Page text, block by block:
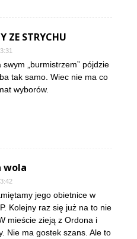
ZE STRYCHU
swym „burmistrzem” pójdzie
tak samo. Wiec nie ma co
wyborów.
wola
jego obietnice w
Kolejny raz się już na to nie
mieście zieją z Ordona i
Nie ma gostek szans. Ale to